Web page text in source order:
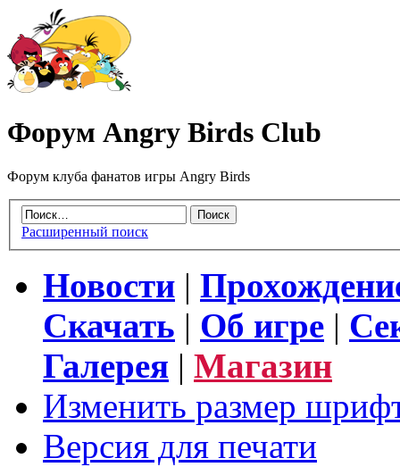
Форум Angry Birds Club
Форум клуба фанатов игры Angry Birds
Расширенный поиск
Новости |
Скачать | Об игре |
Галерея | Магазин
Изменить размер
Версия для печати